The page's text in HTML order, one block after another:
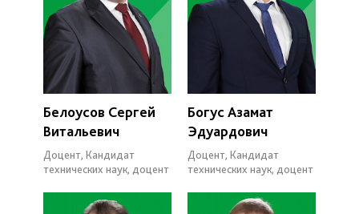
Белоусов Сергей
Витальевич
Доцент, Кандидат
технических наук, доцент
Богус Азамат
Эдуардович
Доцент, Кандидат
технических наук, доцент